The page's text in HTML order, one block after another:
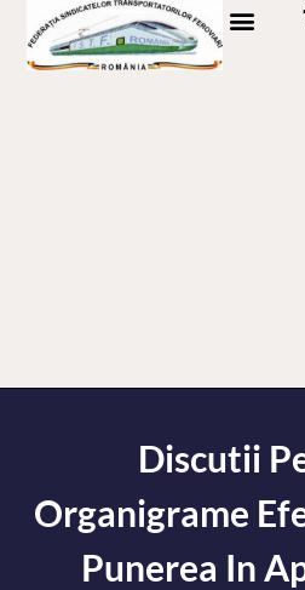
Discutii
Organigrame
Punerea In